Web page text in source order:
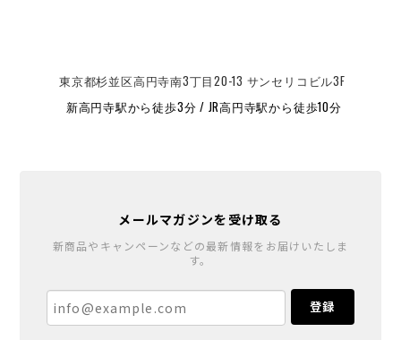
東京都杉並区高円寺南3丁目20-13 サンセリコビル3F
新高円寺駅から徒歩3分 / JR高円寺駅から徒歩10分
メールマガジンを受け取る
新商品やキャンペーンなどの最新情報をお届けいたしま
す。
登録